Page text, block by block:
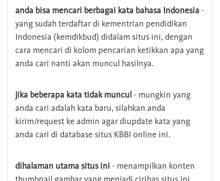
anda bisa mencari berbagai kata bahasa Indonesia -
yang sudah terdaftar di kementrian pendidikan
Indonesia (kemdikbud) didalam situs ini, dengan
cara mencari di kolom pencarian ketikkan apa yang
anda cari nanti akan muncul hasilnya.
jika beberapa kata tidak muncul - mungkin yang
anda cari adalah kata baru, silahkan anda
kirim/request ke admin agar diupdate kata yang
anda cari di database situs KBBI online ini.
dihalaman utama situs ini - menampilkan konten